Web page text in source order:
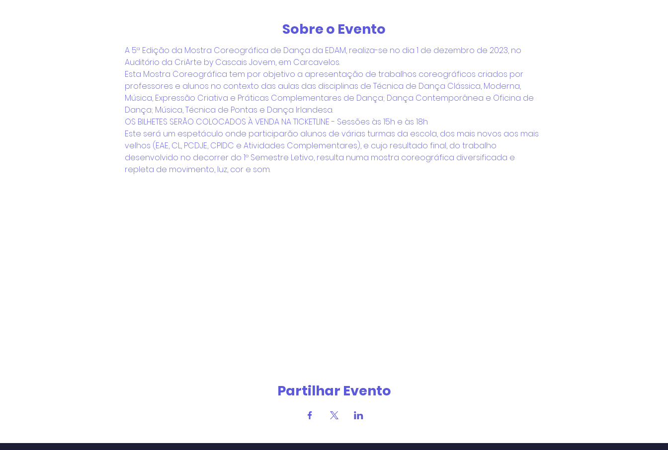
Sobre o Evento
A 5ª Edição da Mostra Coreográfica de Dança da EDAM, realiza-se no dia 1 de dezembro de 2023, no
Auditório da CriArte by Cascais Jovem, em Carcavelos.
Esta Mostra Coreográfica tem por objetivo a apresentação de trabalhos coreográficos criados por
professores e alunos no contexto das aulas das disciplinas de Técnica de Dança Clássica, Moderna,
Música, Expressão Criativa e Práticas Complementares de Dança; Dança Contemporânea e Oficina de
Dança; Música, Técnica de Pontas e Dança Irlandesa.
OS BILHETES SERÃO COLOCADOS À VENDA NA TICKETLINE - Sessões às 15h e às 18h
Este será um espetáculo onde participarão alunos de várias turmas da escola, dos mais novos aos mais
velhos (EAE, CL, PCDJE, CPIDC e Atividades Complementares), e cujo resultado final, do trabalho
desenvolvido no decorrer do 1º Semestre Letivo, resulta numa mostra coreográfica diversificada e
repleta de movimento, luz, cor e som.
Partilhar Evento